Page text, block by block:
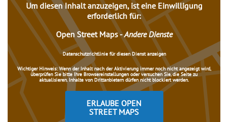
Um diesen Inhalt anzuzeigen, ist eine Einwilligung
erforderlich für:
Open Street Maps-Andere Dienste
Datenschutzrichtlinie für diesen Dienst anzeigen
Wichtiger Hinweis:Wenn der Inhalt nach der Aktivierung immer noch nicht angezeigt wird,
überprüfen Sie bitte Ihre Browsereinstellungen oder versuchen Sie, die Seite zu
aktualisieren. Inhalte von Drittanbietern dürfen nicht blockiert werden.
ERLAUBE OPEN
STREET MAPS